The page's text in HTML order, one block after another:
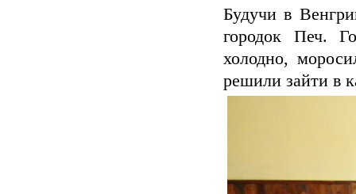
Будучи в
городок Печ.
холодно,
решили зайти в